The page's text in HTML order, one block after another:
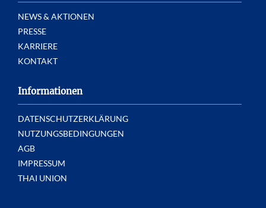
NEWS & AKTIONEN
PRESSE
KARRIERE
KONTAKT
Informationen
DATENSCHUTZERKLÄRUNG
NUTZUNGSBEDINGUNGEN
AGB
IMPRESSUM
THAI UNION